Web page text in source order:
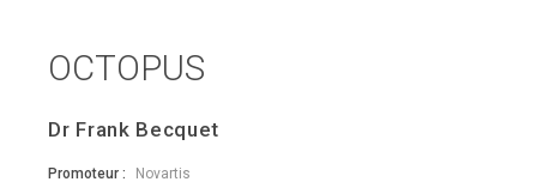
OCTOPUS
Dr Frank Becquet
Promoteur :
Novartis